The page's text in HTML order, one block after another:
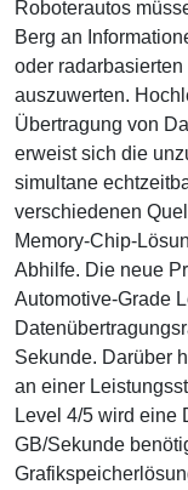
Roboterautos
Berg an
oder
auszuwerten.
Übertragung von
erweist sich die
simultane
verschiedenen
Memory-Chip-
Abhilfe. Die neue
Automotive-Grade
Sekunde. Darüber
an einer
Level 4/5 wird eine
GB/Sekunde